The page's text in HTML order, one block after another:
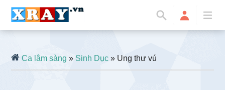
Ca lâm sàng »Sinh Dục » Ung thư vú